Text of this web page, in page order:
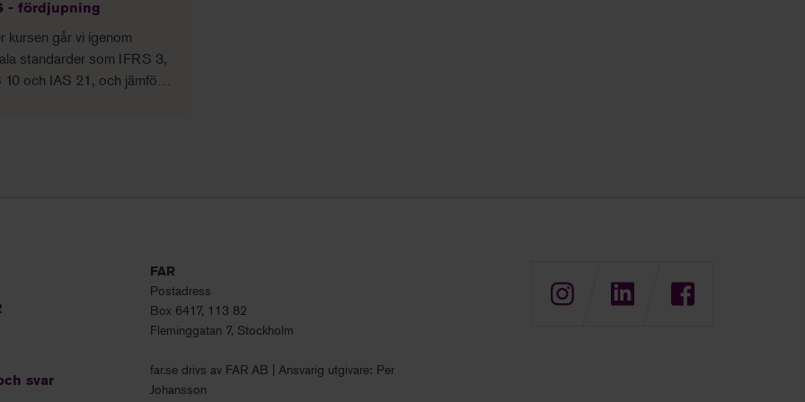
- fördjupning
kursen går vi igenom
standarder som IFRS 3,
10 och IAS 21, och jämför
svar
FAR
Postadress
Box 6417, 113 82
Fleminggatan 7, Stockholm
far.se drivs av FAR AB | Ansvarig utgivare: Per
Johansson